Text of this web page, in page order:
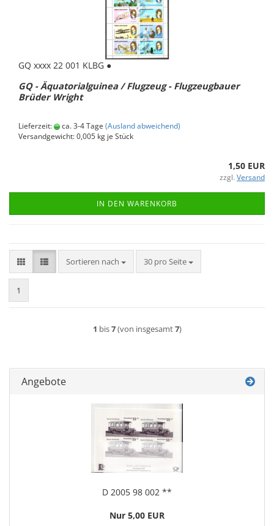
GQ xxxx 22 001 KLBG ●
GQ - Äqua­to­ri­al­gui­nea / Flug­zeug - Flug­zeug­bau­er
Brü­der Wright
Lieferzeit: ca. 3-4 Tage (Ausland abweichend)
Versandgewicht:0,005 kg je Stück
1,50 EUR
zzgl. Versand
IN DEN WARENKORB
Sortieren nach
Sortieren nach 30 pro Seite
pro Seite
1
1 bis7(von insgesamt7)
Angebote
D 2005 98 002 **
Nur 5,00 EUR